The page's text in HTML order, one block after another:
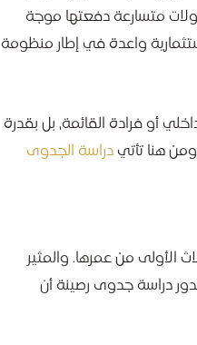
متسارعة دفعتها موجة
واعدة في إطار منظومة
أو فرادة القائمة، بل بقدرة
هنا تأتي دراسة الجدوى
الأولى من عمرها. والمثير
دراسة جدوى رصينة أن